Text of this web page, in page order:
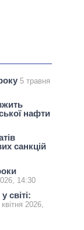
5 травня
нафти
санкцій
14:30
світі:
2026,